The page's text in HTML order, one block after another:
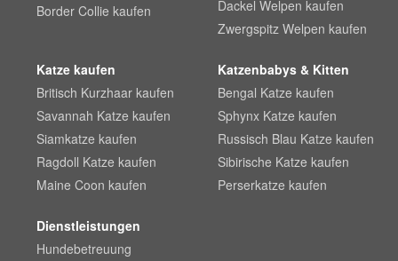
Border Collie kaufen
Dackel Welpen kaufen
Zwergspitz Welpen kaufen
Katze kaufen
Britisch Kurzhaar kaufen
Savannah Katze kaufen
Siamkatze kaufen
Ragdoll Katze kaufen
Maine Coon kaufen
Katzenbabys & Kitten
Bengal Katze kaufen
Sphynx Katze kaufen
Russisch Blau Katze kaufen
Sibirische Katze kaufen
Perserkatze kaufen
Dienstleistungen
Hundebetreuung